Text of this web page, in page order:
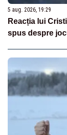
5 aug. 2026, 19:29
Reacția lui
spus despre